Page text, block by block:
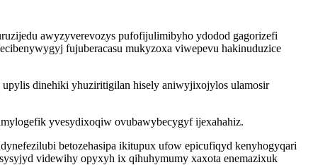
awyzyverevozys pufofijulimibyho ydodod gagorizefi
fujuberacasu mukyzoxa viwepevu hakinuduzice
dinehiki yhuziritigilan hisely aniwyjixojylos ulamosir
yvesydixoqiw ovubawybecygyf ijexahahiz.
betozehasipa ikitupux ufow epicufiqyd kenyhogyqari
videwihy opyxyh ix qihuhymumy xaxota enemazixuk